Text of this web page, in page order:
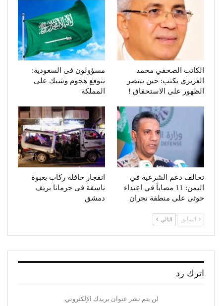
الكاتب الصحفي محمد
العزيزي يكتب: حين ينتصر
الظهور على الاستحقاق !
مسؤولون فى السعودية:
نتوقع هجوم وشيك على
المملكة
تحالف دعم الشرعية في
اليمن: 11 مصاباً في اعتداء
حوثى على منطقة نجران
انفجار حافلة ركاب بعبوة
ناسفة فى جرمانا بريف
دمشق
السابق التالي
اترك رد
لن يتم نشر عنوان بريدك الإلكتروني.